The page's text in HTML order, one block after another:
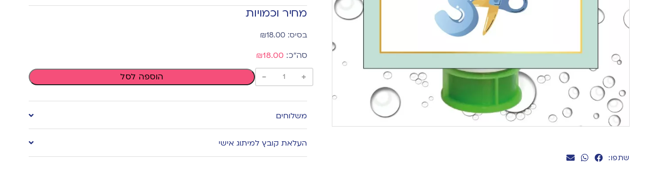
שתפו:
מחיר וכמויות
₪18.00
₪18.00
+
- הוספה לסל
משלוחים
העלאת קובץ למיתוג אישי